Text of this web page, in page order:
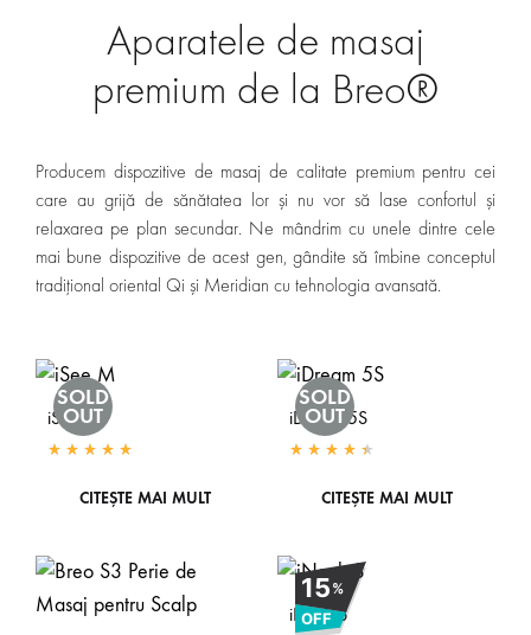
Aparatele de masaj
premium de la Breo®
Producem dispozitive de masaj de calitate premium pentru cei
care au grijă de sănătatea lor și nu vor să lase confortul și
relaxarea pe plan secundar. Ne mândrim cu unele dintre cele
mai bune dispozitive de acest gen, gândite să îmbine conceptul
tradițional oriental Qi și Meridian cu tehnologia avansată.
SOLD
OUT
iSee M
CITEȘTE MAI MULT
SOLD
OUT
iDream 5S
CITEȘTE MAI MULT
15%
OFF
iNeck 3